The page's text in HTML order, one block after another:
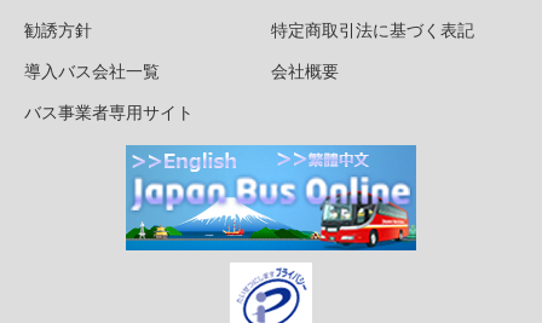
勧誘方針
特定商取引法に基づく表記
導入バス会社一覧
会社概要
バス事業者専用サイト